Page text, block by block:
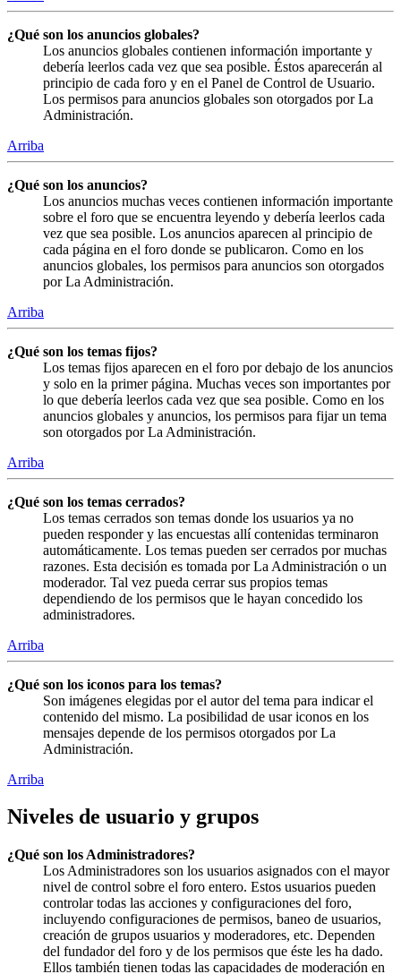
¿Qué son los anuncios globales?
Los anuncios globales contienen información importante y
debería leerlos cada vez que sea posible. Éstos aparecerán al
principio de cada foro y en el Panel de Control de Usuario.
Los permisos para anuncios globales son otorgados por La
Administración.
Arriba
¿Qué son los anuncios?
Los anuncios muchas veces contienen información importante
sobre el foro que se encuentra leyendo y debería leerlos cada
vez que sea posible. Los anuncios aparecen al principio de
cada página en el foro donde se publicaron. Como en los
anuncios globales, los permisos para anuncios son otorgados
por La Administración.
Arriba
¿Qué son los temas fijos?
Los temas fijos aparecen en el foro por debajo de los anuncios
y solo en la primer página. Muchas veces son importantes por
lo que debería leerlos cada vez que sea posible. Como en los
anuncios globales y anuncios, los permisos para fijar un tema
son otorgados por La Administración.
Arriba
¿Qué son los temas cerrados?
Los temas cerrados son temas donde los usuarios ya no
pueden responder y las encuestas allí contenidas terminaron
automáticamente. Los temas pueden ser cerrados por muchas
razones. Esta decisión es tomada por La Administración o un
moderador. Tal vez pueda cerrar sus propios temas
dependiendo de los permisos que le hayan concedido los
administradores.
Arriba
¿Qué son los iconos para los temas?
Son imágenes elegidas por el autor del tema para indicar el
contenido del mismo. La posibilidad de usar iconos en los
mensajes depende de los permisos otorgados por La
Administración.
Arriba
Niveles de usuario y grupos
¿Qué son los Administradores?
Los Administradores son los usuarios asignados con el mayor
nivel de control sobre el foro entero. Estos usuarios pueden
controlar todas las acciones y configuraciones del foro,
incluyendo configuraciones de permisos, baneo de usuarios,
creación de grupos usuarios y moderadores, etc. Dependen
del fundador del foro y de los permisos que éste les ha dado.
Ellos también tienen todas las capacidades de moderación en